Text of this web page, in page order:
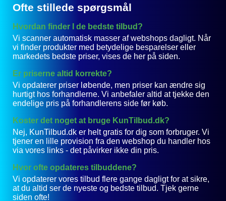
Ofte stillede spørgsmål
Hvordan finder I de bedste tilbud?
Vi scanner automatisk masser af webshops dagligt. Når
vi finder produkter med betydelige besparelser eller
markedets bedste priser, vises de her på siden.
Er priserne altid korrekte?
Vi opdaterer priser løbende, men priser kan ændre sig
hurtigt hos forhandlerne. Vi anbefaler altid at tjekke den
endelige pris på forhandlerens side før køb.
Koster det noget at bruge KunTilbud.dk?
Nej, KunTilbud.dk er helt gratis for dig som forbruger. Vi
tjener en lille provision fra den webshop du handler hos
via vores links - det påvirker ikke din pris.
Hvor ofte opdateres tilbuddene?
Vi opdaterer vores tilbud flere gange dagligt for at sikre,
at du altid ser de nyeste og bedste tilbud. Tjek gerne
siden ofte!